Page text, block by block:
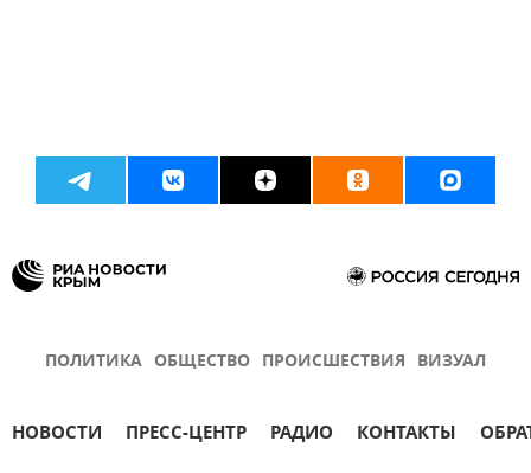
ПОЛИТИКА ОБЩЕСТВО ПРОИСШЕСТВИЯ ВИЗУАЛ
НОВОСТИ ПРЕСС-ЦЕНТР РАДИО КОНТАКТЫ